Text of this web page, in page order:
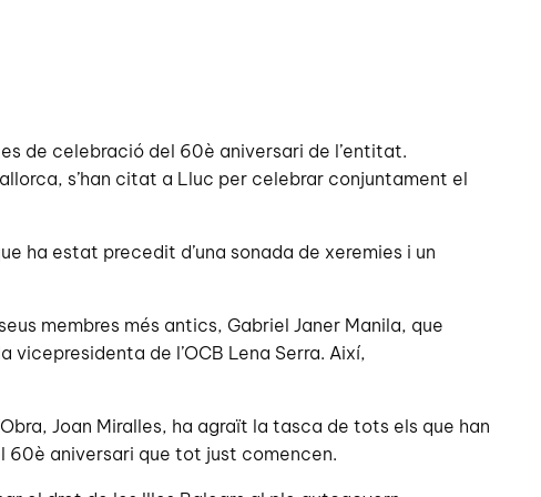
de celebració del 60è aniversari de l’entitat.
s’han citat a Lluc per celebrar conjuntament el
ha estat precedit d’una sonada de xeremies i un
membres més antics, Gabriel Janer Manila, que
de l’OCB Lena Serra. Així,
Joan Miralles, ha agraït la tasca de tots els que han
60è aniversari que tot just comencen.